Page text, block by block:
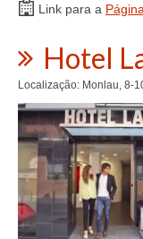
Link para a
Hotel
Localização: Monlau, 8-